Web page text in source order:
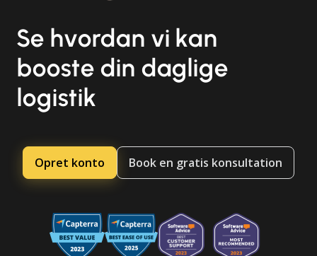
Se hvordan vi kan
booste din daglige
logistik
Opret konto Book en gratis konsultation